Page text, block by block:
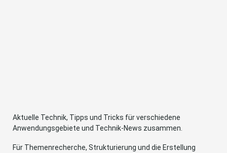
Aktuelle Technik, Tipps und Tricks für verschiedene
Anwendungsgebiete und Technik-News zusammen.
Für Themenrecherche, Strukturierung und die Erstellung